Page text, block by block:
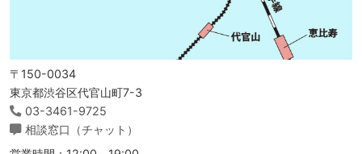
〒150-0034
東京都渋谷区代官山町7-3
03-3461-9725
相談窓口（チャット）